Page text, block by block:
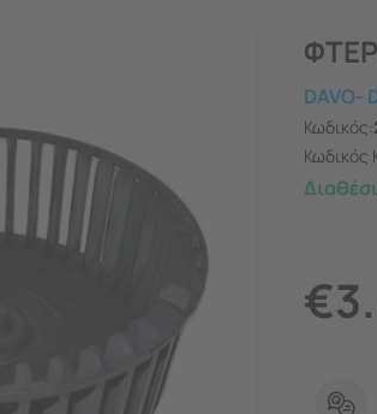
DAVO-
Κωδικός:
Κωδικός
€